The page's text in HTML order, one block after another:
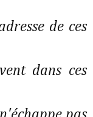
de ces
dans ces